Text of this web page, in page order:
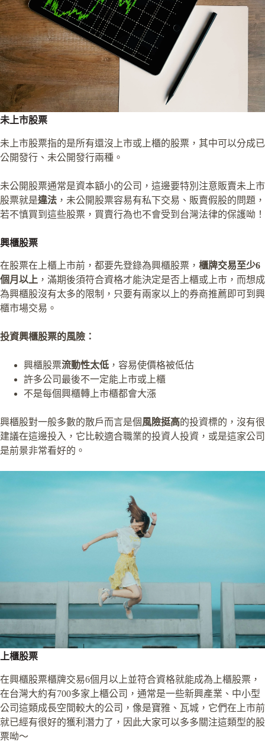
未上市股票
未上市股票指的是所有還沒上市或上櫃的股票，其中可以分成已
公開發行、未公開發行兩種。
未公開股票通常是資本額小的公司，這邊要特別注意販賣未上市
股票就是違法 ，未公開股票容易有私下交易、販賣假股的問題，
若不慎買到這些股票，買賣行為也不會受到台灣法律的保護呦！
興櫃股票
在股票在上櫃上市前，都要先登錄為興櫃股票， 櫃牌交易至少6
個月以上 ，滿期後須符合資格才能決定是否上櫃或上市，而想成
為興櫃股沒有太多的限制，只要有兩家以上的券商推薦即可到興
櫃市場交易。
投資興櫃股票的風險：
興櫃股票流動性太低 ，容易使價格被低估
許多公司最後不一定能上市或上櫃
不是每個興櫃轉上市櫃都會大漲
興櫃股對一般多數的散戶而言是個風險挺高的投資標的，沒有很
建議在這邊投入，它比較適合職業的投資人投資，或是這家公司
是前景非常看好的。
上櫃股票
在興櫃股票櫃牌交易6個月以上並符合資格就能成為上櫃股票，
在台灣大約有700多家上櫃公司，通常是一些新興產業、中小型
公司這類成長空間較大的公司，像是寶雅、瓦城，它們在上市前
就已經有很好的獲利潛力了，因此大家可以多多關注這類型的股
票呦～